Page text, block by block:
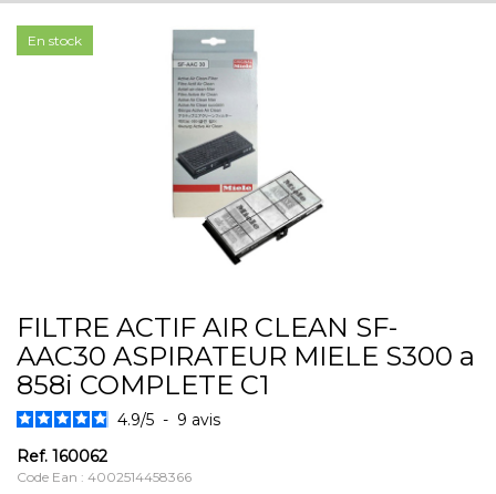
En stock
FILTRE ACTIF AIR CLEAN SF-
AAC30 ASPIRATEUR MIELE S300 a
858i COMPLETE C1
4.9/5 - 9 avis
Ref. 160062
Code Ean : 4002514458366